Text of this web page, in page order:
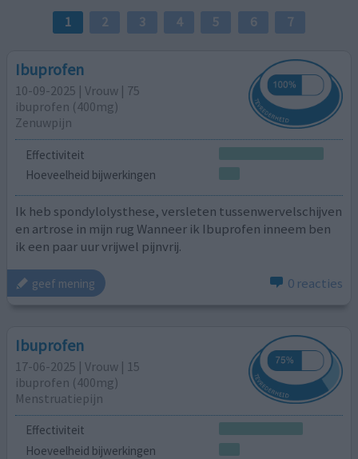
1 2 3 4 5 6 7
Ibuprofen
10-09-2025 | Vrouw | 75
ibuprofen (400mg)
Zenuwpijn
Effectiviteit
Hoeveelheid bijwerkingen
Ik heb spondylolysthese, versleten tussenwervelschijven
en artrose in mijn rug Wanneer ik Ibuprofen inneem ben
ik een paar uur vrijwel pijnvrij.
geef mening 0 reacties
Ibuprofen
17-06-2025 | Vrouw | 15
ibuprofen (400mg)
Menstruatiepijn
Effectiviteit
Hoeveelheid bijwerkingen